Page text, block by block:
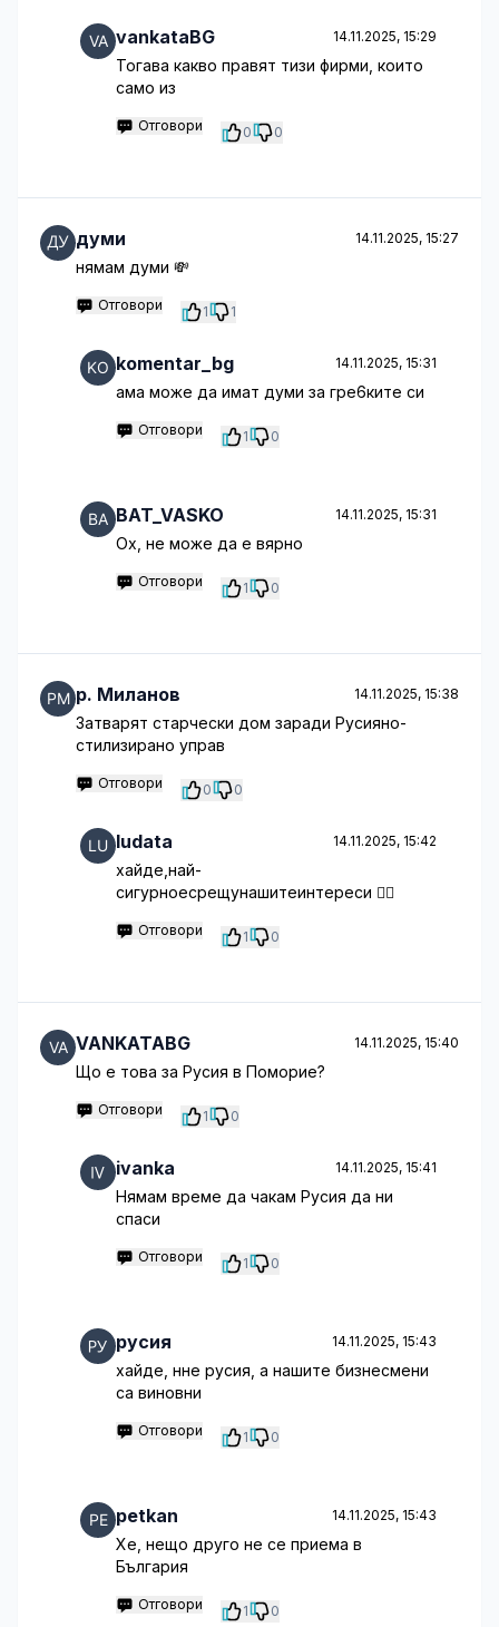
vankataBG 14.11.2025, 15:29
Тогава какво правят тизи фирми, които
само из
Отговори 0 0
думи 14.11.2025, 15:27
нямам думи 💸
Отговори 1 1
komentar_bg 14.11.2025, 15:31
ама може да имат думи за гре6ките си
Отговори 1 0
BAT_VASKO 14.11.2025, 15:31
Ох, не може да е вярно
Отговори 1 0
p. Миланов 14.11.2025, 15:38
Затварят старчески дом заради Русияно-
стилизирано управ
Отговори 0 0
ludata 14.11.2025, 15:42
хайде,най-
сигурноесрещунашитеинтереси 🤦‍♂️
Отговори 1 0
VANKATABG 14.11.2025, 15:40
Що е това за Русия в Поморие?
Отговори 1 0
ivanka 14.11.2025, 15:41
Нямам време да чакам Русия да ни
спаси
Отговори 1 0
русия 14.11.2025, 15:43
хайде, нне русия, а нашите бизнесмени
са виновни
Отговори 1 0
petkan 14.11.2025, 15:43
Хе, нещо друго не се приема в
България
Отговори 1 0